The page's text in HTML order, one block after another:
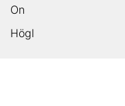
On
Högl